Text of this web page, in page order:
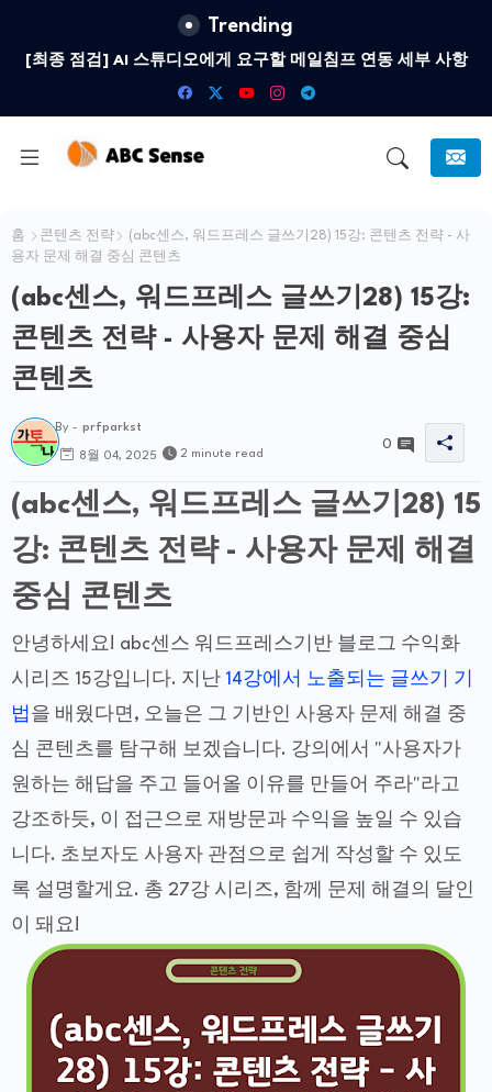
Trending
[최종 점검] AI 스튜디오에게 요구할 메일침프 연동 세부 사항
홈 콘텐츠 전략
(abc센스, 워드프레스 글쓰기28) 15강: 콘텐츠 전략 - 사
용자 문제 해결 중심 콘텐츠
(abc센스, 워드프레스 글쓰기28) 15강:
콘텐츠 전략 - 사용자 문제 해결 중심
콘텐츠
By - prfparkst
8월 04, 2025 2 minute read
0
(abc센스, 워드프레스 글쓰기28) 15
강: 콘텐츠 전략 - 사용자 문제 해결
중심 콘텐츠
안녕하세요! abc센스 워드프레스기반 블로그 수익화
시리즈 15강입니다. 지난 14강에서 노출되는 글쓰기 기
법 을 배웠다면, 오늘은 그 기반인 사용자 문제 해결 중
심 콘텐츠를 탐구해 보겠습니다. 강의에서 "사용자가
원하는 해답을 주고 들어올 이유를 만들어 주라"라고
강조하듯, 이 접근으로 재방문과 수익을 높일 수 있습
니다. 초보자도 사용자 관점으로 쉽게 작성할 수 있도
록 설명할게요. 총 27강 시리즈, 함께 문제 해결의 달인
이 돼요!